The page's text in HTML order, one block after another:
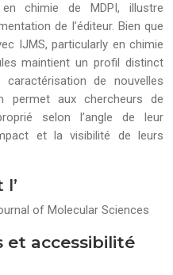
chimie de MDPI, illustre
de l’éditeur. Bien que
IJMS, particularly en chimie
maintient un profil distinct
de nouvelles
permet aux chercheurs de
selon l’angle de leur
et la visibilité de leurs
of Molecular Sciences
et accessibilité